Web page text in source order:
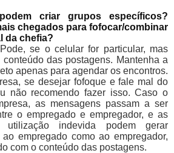
criar grupos específicos?
chegados para fofocar/combinar
da chefia?
se o celular for particular, mas
das postagens. Mantenha a
apenas para agendar os encontros.
se desejar fofoque e fale mal do
não recomendo fazer isso. Caso o
as mensagens passam a ser
o empregado e empregador, e as
indevida podem gerar
empregado como ao empregador,
com o conteúdo das postagens.